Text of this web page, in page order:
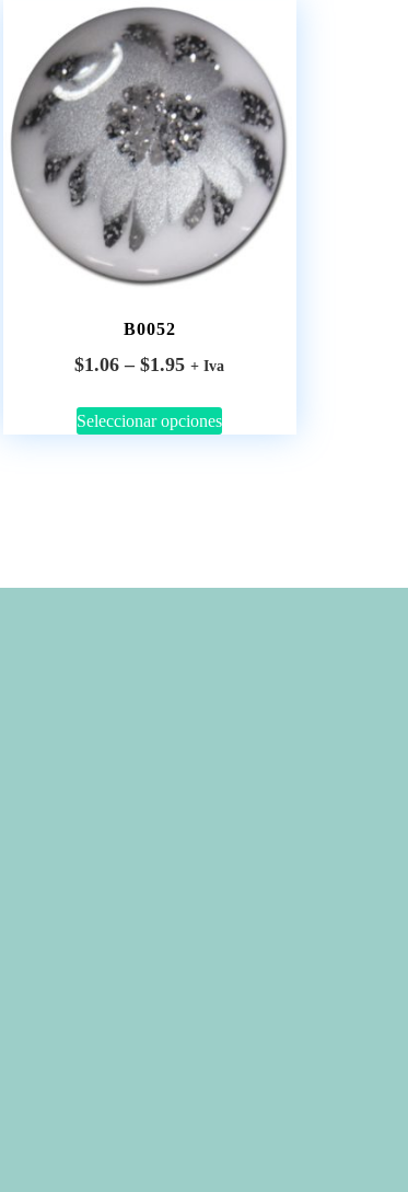
B0052
$1.06 – $1.95 + Iva
Seleccionar opciones